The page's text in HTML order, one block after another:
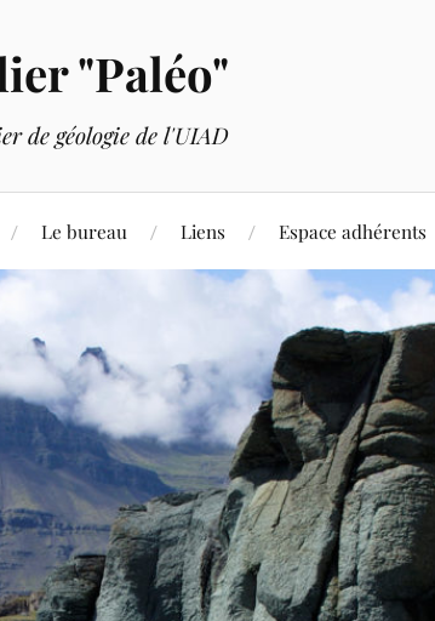
"Paléo"
de géologie de l'UIAD
Le bureau Liens Espace adhérents